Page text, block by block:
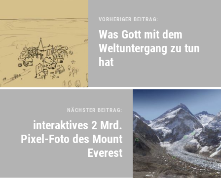
VORHERIGER BEITRAG:
Was Gott mit dem
Weltuntergang zu tun
hat
NÄCHSTER BEITRAG:
interaktives 2 Mrd.
Pixel-Foto des Mount
Everest